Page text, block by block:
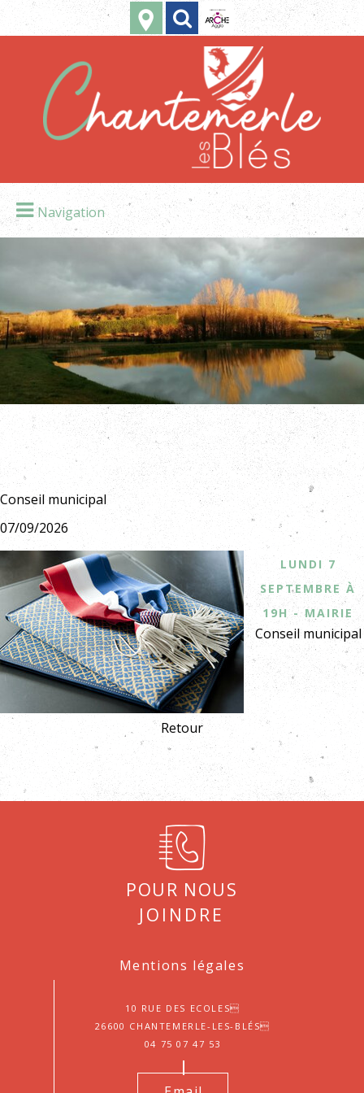
Navigation
Conseil municipal
07/09/2026
LUNDI 7
septembre à
19H - MAIRIE
Conseil municipal
Retour
Pour nous
joindre
Mentions légales
10 Rue des Ecoles
26600 Chantemerle-les-Blés
04 75 07 47 53